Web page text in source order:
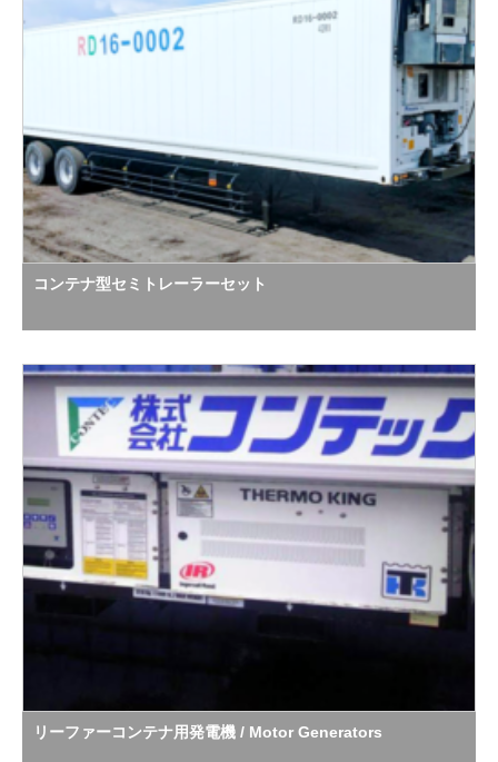
コンテナ型セミトレーラーセット
リーファーコンテナ用発電機 / Motor Generators